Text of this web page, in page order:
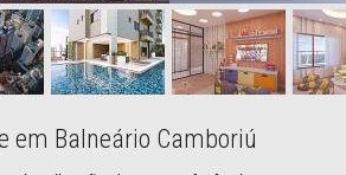
em Balneário Camboriú